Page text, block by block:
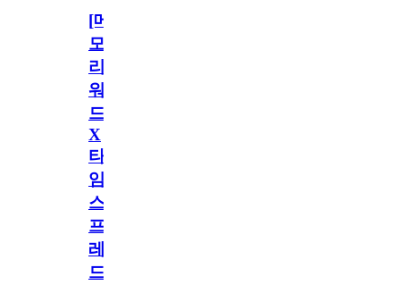
[메
모
리
워
드
X
타
임
스
프
레
드]